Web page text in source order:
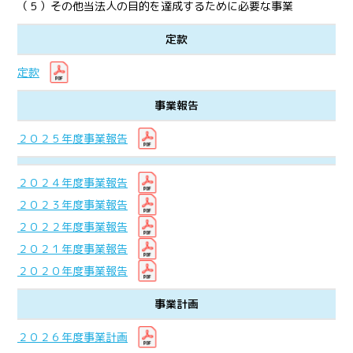
（５）その他当法人の目的を達成するために必要な事業
定款
定款
事業報告
２０２５年度事業報告
２０２４年度事業報告
２０２３年度事業報告
２０２２年度事業報告
２０２１年度事業報告
２０２０年度事業報告
事業計画
２０２６年度事業計画